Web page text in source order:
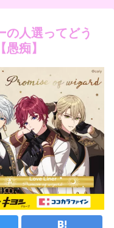
の人選ってどう
痴】